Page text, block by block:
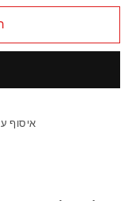
איסוף